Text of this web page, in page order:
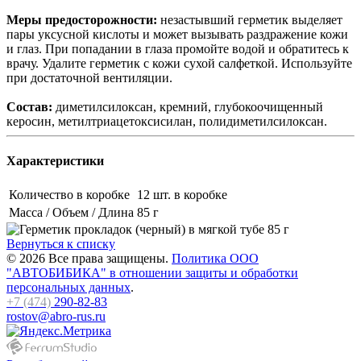
Меры предосторожности: незастывший герметик выделяет
пары уксусной кислоты и может вызывать раздражение кожи
и глаз. При попадании в глаза промойте водой и обратитесь к
врачу. Удалите герметик с кожи сухой салфеткой. Используйте
при достаточной вентиляции.
Состав: диметилсилоксан, кремний, глубокоочищенный
керосин, метилтриацетоксисилан, полидиметилсилоксан.
Характеристики
Количество в коробке 12 шт. в коробке
Масса / Объем / Длина 85 г
Вернуться к списку
© 2026 Все права защищены. Политика ООО
"АВТОБИБИКА" в отношении защиты и обработки
персональных данных.
+7 (474) 290-82-83
rostov@abro-rus.ru